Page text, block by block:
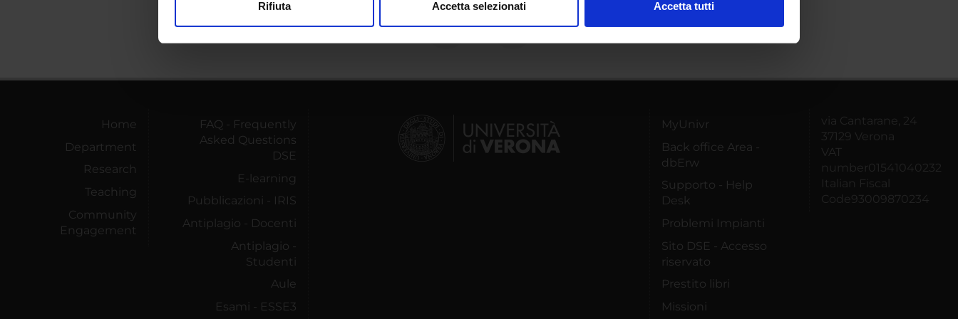
Rifiuta Accetta selezionati Accetta tutti
Home
Department
Research
Teaching
Community
Engagement
FAQ - Frequently
Asked Questions
DSE
E-learning
Pubblicazioni - IRIS
Antiplagio - Docenti
Antiplagio -
Studenti
Aule
Esami - ESSE3
MyUnivr
Back office Area -
dbErw
Supporto - Help
Desk
Problemi Impianti
Sito DSE - Accesso
riservato
Prestito libri
Missioni
via Cantarane, 24
37129 Verona
VAT
number01541040232
Italian Fiscal
Code93009870234